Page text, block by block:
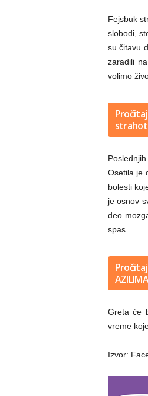
Fejsbuk
slobodi,
su čitavu
zaradili
volimo
Osetila je
bolesti
je osnov
deo
spas.
Greta će
vreme
Izvor: